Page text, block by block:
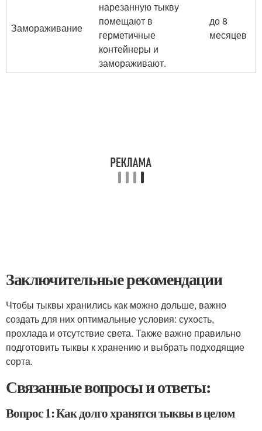
Замораживание
нарезанную тыкву
помещают в
герметичные
контейнеры и
замораживают.
до 8
месяцев
Заключительные рекомендации
Чтобы тыквы хранились как можно дольше, важно
создать для них оптимальные условия: сухость,
прохлада и отсутствие света. Также важно правильно
подготовить тыквы к хранению и выбрать подходящие
сорта.
Связанные вопросы и ответы:
Вопрос 1: Как долго хранятся тыквы в целом